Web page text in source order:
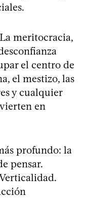
meritocracia,
el centro de
el mestizo, las
y cualquier
en
profundo: la
pensar.